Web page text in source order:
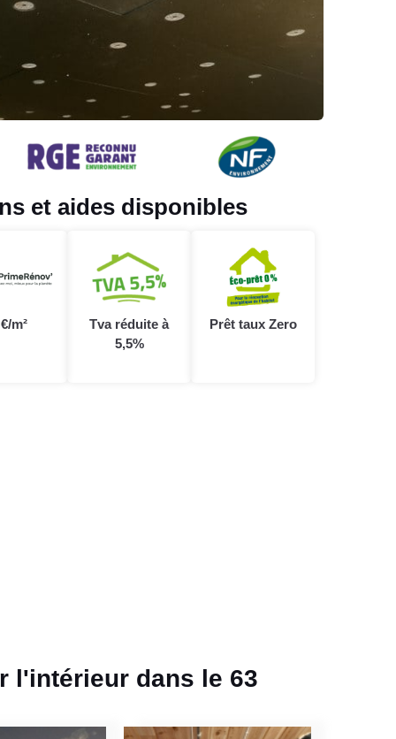
et aides disponibles
m²
Tva réduite à
5,5%
Prêt taux Zero
l'intérieur dans le 63